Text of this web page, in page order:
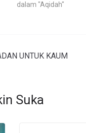
dalam "Aqidah"
UNTUK KAUM
Suka